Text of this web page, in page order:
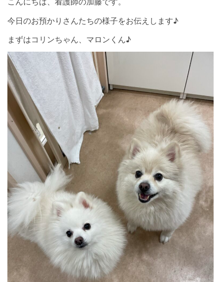
今日のお預かりさんたちの様子をお伝えします♪
まずはコリンちゃん、マロンくん♪